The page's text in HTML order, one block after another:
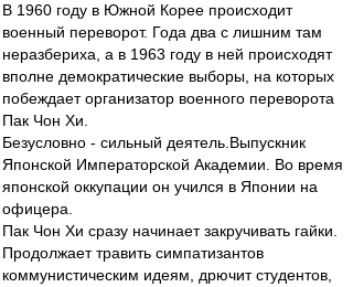
В 1960 году в Южной Корее происходит
военный переворот. Года два с лишним там
неразбериха, а в 1963 году в ней происходят
вполне демократические выборы, на которых
побеждает организатор военного переворота
Пак Чон Хи.
Безусловно - сильный деятель.Выпускник
Японской Императорской Академии. Во время
японской оккупации он учился в Японии на
офицера.
Пак Чон Хи сразу начинает закручивать гайки.
Продолжает травить симпатизантов
коммунистическим идеям, дрючит студентов,